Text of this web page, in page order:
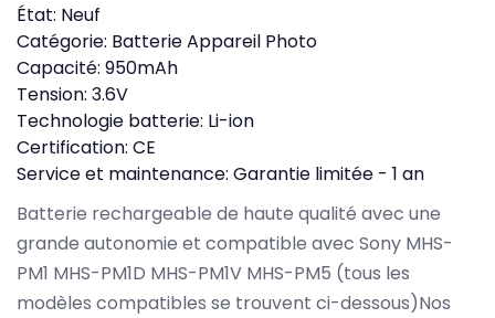
État: Neuf
Catégorie: Batterie Appareil Photo
Capacité: 950mAh
Tension: 3.6V
Technologie batterie: Li-ion
Certification: CE
Service et maintenance: Garantie limitée - 1 an
Batterie rechargeable de haute qualité avec une
grande autonomie et compatible avec Sony MHS-
PM1 MHS-PM1D MHS-PM1V MHS-PM5 (tous les
modèles compatibles se trouvent ci-dessous)Nos